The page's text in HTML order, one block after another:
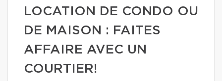
LOCATION DE CONDO OU
DE MAISON : FAITES
AFFAIRE AVEC UN
COURTIER!